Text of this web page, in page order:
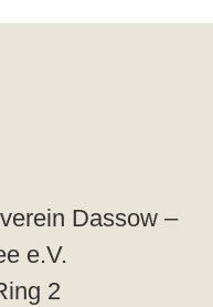
Dassow –
e.V.
2